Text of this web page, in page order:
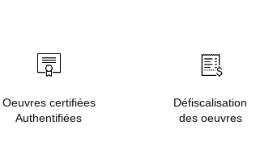
Oeuvres certifiées
Authentifiées
Défiscalisation
des oeuvres